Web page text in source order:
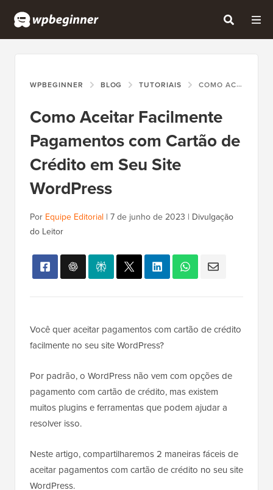
WPBEGINNER BLOG TUTORIAIS COMO ACEITAR FACILMENTE PAGAMENTOS COM CARTÃO DE CRÉDITO EM SEU SITE WORDPRESS
Como Aceitar Facilmente
Pagamentos com Cartão de
Crédito em Seu Site
WordPress
Por Equipe Editorial | 7 de junho de 2023 | Divulgação
do Leitor
Você quer aceitar pagamentos com cartão de crédito
facilmente no seu site WordPress?
Por padrão, o WordPress não vem com opções de
pagamento com cartão de crédito, mas existem
muitos plugins e ferramentas que podem ajudar a
resolver isso.
Neste artigo, compartilharemos 2 maneiras fáceis de
aceitar pagamentos com cartão de crédito no seu site
WordPress.